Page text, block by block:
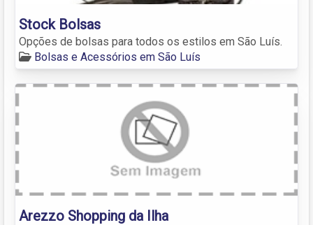
Stock Bolsas
Opções de bolsas para todos os estilos em São Luís.
Bolsas e Acessórios em São Luís
Arezzo Shopping da Ilha